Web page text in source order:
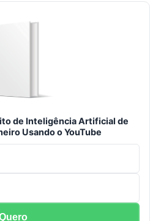
de Inteligência Artificial de
Usando o YouTube